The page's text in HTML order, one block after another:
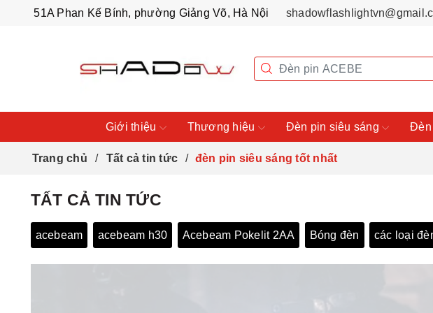
51A Phan Kế Bính, phường Giảng Võ, Hà Nội
Giới thiệu Thương hiệu Đèn pin siêu sáng Đèn
Trang chủ Tất cả tin tức đèn pin siêu sáng tốt nhất
TẤT CẢ TIN TỨC
acebeam acebeam h30 Acebeam Pokelit 2AA Bóng đèn các loại